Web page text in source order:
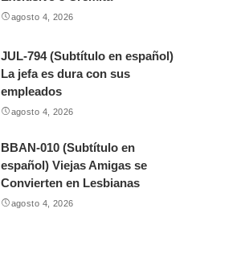
agosto 4, 2026
JUL-794 (Subtítulo en español)
La jefa es dura con sus
empleados
agosto 4, 2026
BBAN-010 (Subtítulo en
español) Viejas Amigas se
Convierten en Lesbianas
agosto 4, 2026